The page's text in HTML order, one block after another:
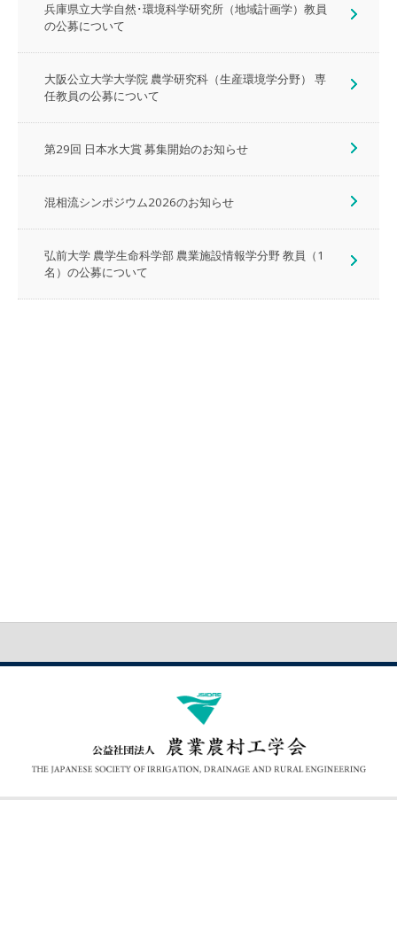
兵庫県立大学自然･環境科学研究所（地域計画学）教員
の公募について
大阪公立大学大学院 農学研究科（生産環境学分野） 専
任教員の公募について
第29回 日本水大賞 募集開始のお知らせ
混相流シンポジウム2026のお知らせ
弘前大学 農学生命科学部 農業施設情報学分野 教員（1
名）の公募について